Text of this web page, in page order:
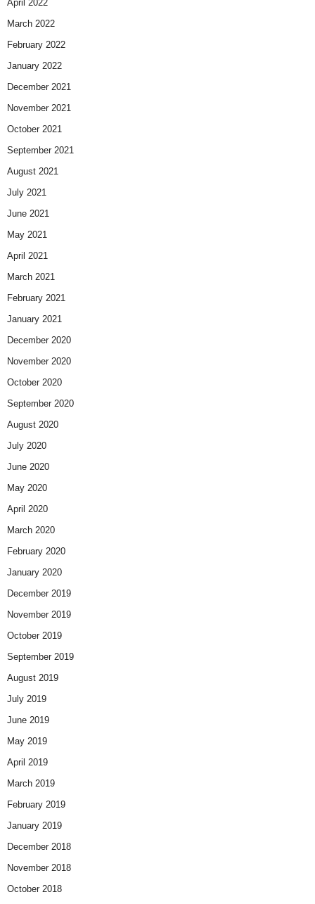
April 2022
March 2022
February 2022
January 2022
December 2021
November 2021
October 2021
September 2021
August 2021
July 2021
June 2021
May 2021
April 2021
March 2021
February 2021
January 2021
December 2020
November 2020
October 2020
September 2020
August 2020
July 2020
June 2020
May 2020
April 2020
March 2020
February 2020
January 2020
December 2019
November 2019
October 2019
September 2019
August 2019
July 2019
June 2019
May 2019
April 2019
March 2019
February 2019
January 2019
December 2018
November 2018
October 2018